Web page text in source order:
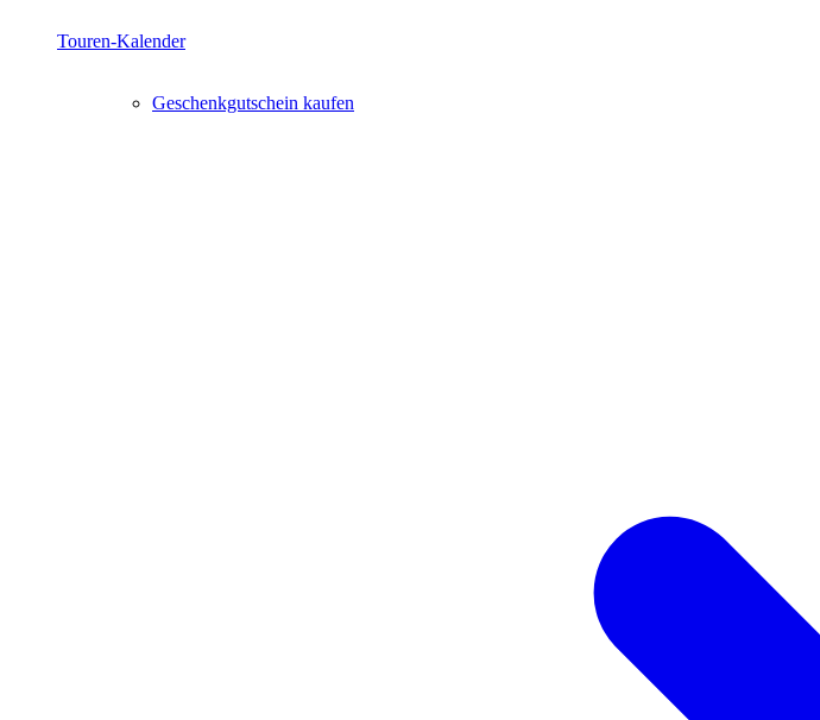
Touren-Kalender
Geschenkgutschein kaufen